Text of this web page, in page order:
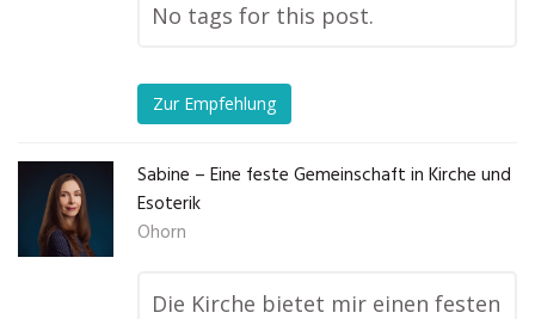
No tags for this post.
Zur Empfehlung
Sabine – Eine feste Gemeinschaft in Kirche und
Esoterik
Ohorn
Die Kirche bietet mir einen festen